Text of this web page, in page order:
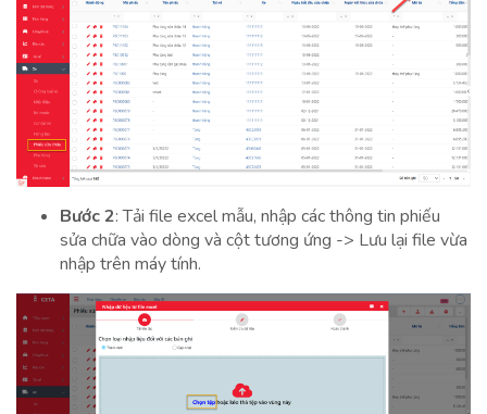
Bước 2: Tải file excel mẫu, nhập các thông tin phiếu
sửa chữa vào dòng và cột tương ứng -> Lưu lại file vừa
nhập trên máy tính.